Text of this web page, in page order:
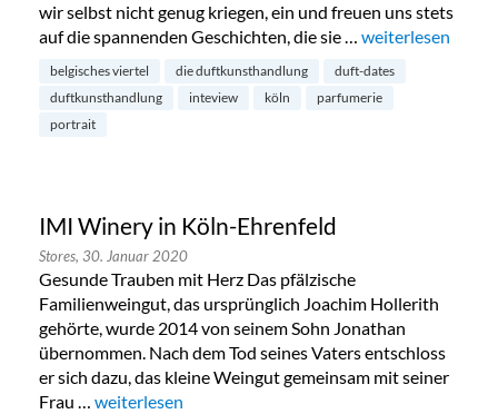
wir selbst nicht genug kriegen, ein und freuen uns stets
auf die spannenden Geschichten, die sie … „Die Duft Dates:
weiterlesen
belgisches viertel die duftkunsthandlung
duft-dates
duftkunsthandlung
inteview köln
parfumerie
portrait
IMI Winery in Köln-Ehrenfeld
Stores, 30. Januar 2020
Gesunde Trauben mit Herz Das pfälzische
Familienweingut, das ursprünglich Joachim Hollerith
gehörte, wurde 2014 von seinem Sohn Jonathan
übernommen. Nach dem Tod seines Vaters entschloss
er sich dazu, das kleine Weingut gemeinsam mit seiner
Frau … „IMI Winery in Köln-Ehrenfeld“
weiterlesen